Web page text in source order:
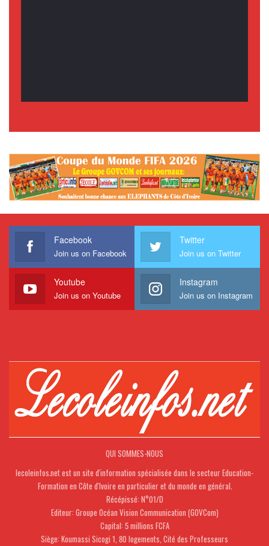
Facebook
Join us on Facebook
Twitter
Join us on Twitter
Youtube
Join us on Youtube
Instagram
Join us on Instagram
QUI SOMMES-NOUS
lecoleinfos.net est un site d'information spécialisée dans le secteur Education-
Formation en Côte d'Ivoire en particulier et du monde en général.
Récépissé: N°01/D
Editeur: Groupe Océan Vision Communication (GOVCom)
Capital: 5 millions FCFA
Siège: Koumassi Sicogi 1, 80 logements, Cité des Professeurs